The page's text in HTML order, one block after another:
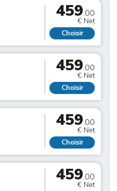
459.00
€ Net
Choisir
459.00
€ Net
Choisir
459.00
€ Net
Choisir
459.00
€ Net